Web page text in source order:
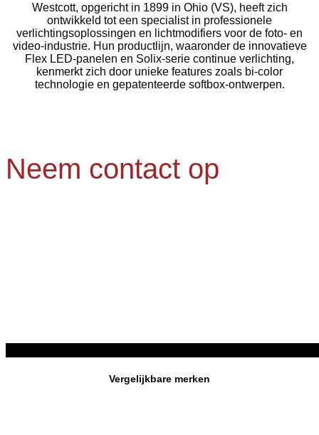
Westcott, opgericht in 1899 in Ohio (VS), heeft zich
ontwikkeld tot een specialist in professionele
verlichtingsoplossingen en lichtmodifiers voor de foto- en
video-industrie. Hun productlijn, waaronder de innovatieve
Flex LED-panelen en Solix-serie continue verlichting,
kenmerkt zich door unieke features zoals bi-color
technologie en gepatenteerde softbox-ontwerpen.
Neem contact op
Vergelijkbare merken